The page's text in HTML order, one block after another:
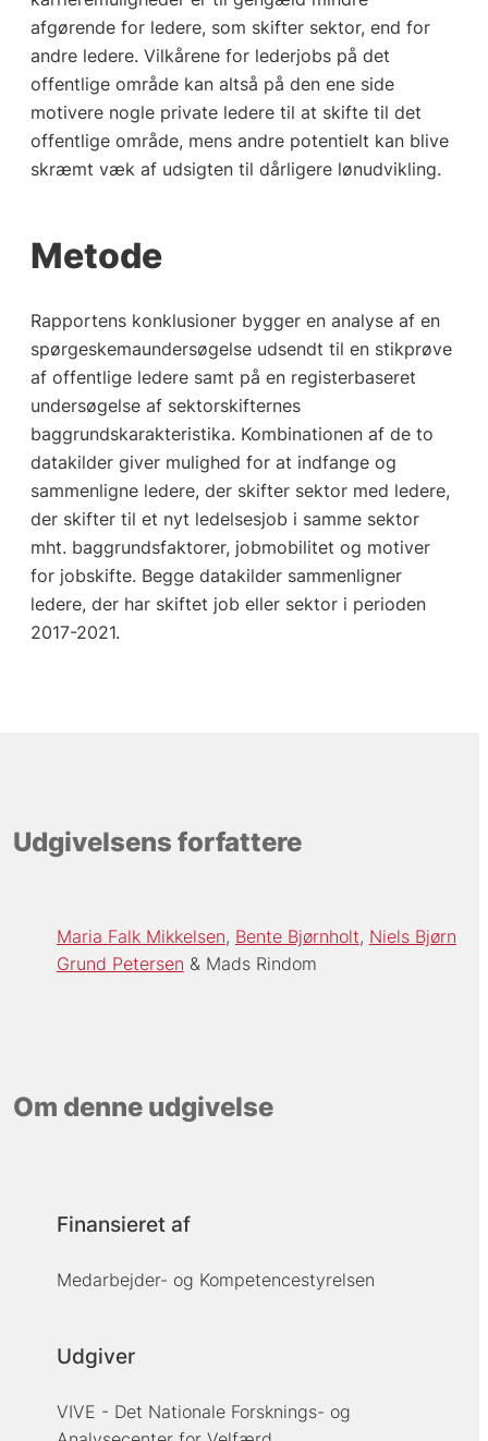
afgørende for ledere, som skifter sektor, end for
andre ledere. Vilkårene for lederjobs på det
offentlige område kan altså på den ene side
motivere nogle private ledere til at skifte til det
offentlige område, mens andre potentielt kan blive
skræmt væk af udsigten til dårligere lønudvikling.
Metode
Rapportens konklusioner bygger en analyse af en
spørgeskemaundersøgelse udsendt til en stikprøve
af offentlige ledere samt på en registerbaseret
undersøgelse af sektorskifternes
baggrundskarakteristika. Kombinationen af de to
datakilder giver mulighed for at indfange og
sammenligne ledere, der skifter sektor med ledere,
der skifter til et nyt ledelsesjob i samme sektor
mht. baggrundsfaktorer, jobmobilitet og motiver
for jobskifte. Begge datakilder sammenligner
ledere, der har skiftet job eller sektor i perioden
2017-2021.
Udgivelsens forfattere
Maria Falk Mikkelsen Bente Bjørnholt Niels Bjørn
Grund Petersen
Mads Rindom
Om denne udgivelse
Finansieret af
Medarbejder- og Kompetencestyrelsen
Udgiver
VIVE - Det Nationale Forsknings- og